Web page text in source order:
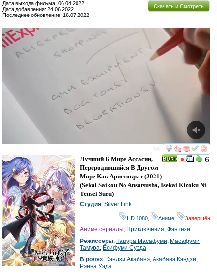
Скачать и Смотреть
Дата выхода фильма: 06.04.2022
Дата добавления: 24.06.2022
Последнее обновление: 16.07.2022
смотреть
6
Лучший В Мире Ассасин,
Переродившийся В Другом
Мире Как Аристократ(2021)
(Sekai Saikou No Ansatsusha, Isekai Kizoku Ni
Tensei Suru)
Студия: Silver Link
HD 1080 Аниме Завершён
Аниме сериалы, Приключения, Фэнтези
Режиссеры: Тамура Масафуми, Масафуми
Тамура, Ёсифуми Суэда
В ролях: Кэндзи Акабанэ, Акабанэ Кэндзи,
Рэина Уэда